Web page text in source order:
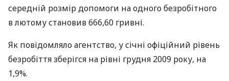
середній розмір допомоги на одного безробітного
в лютому становив 666,60 гривні.
Як повідомляло агентство, у січні офіційний рівень
безробіття зберігся на рівні грудня 2009 року, на
1,9%.